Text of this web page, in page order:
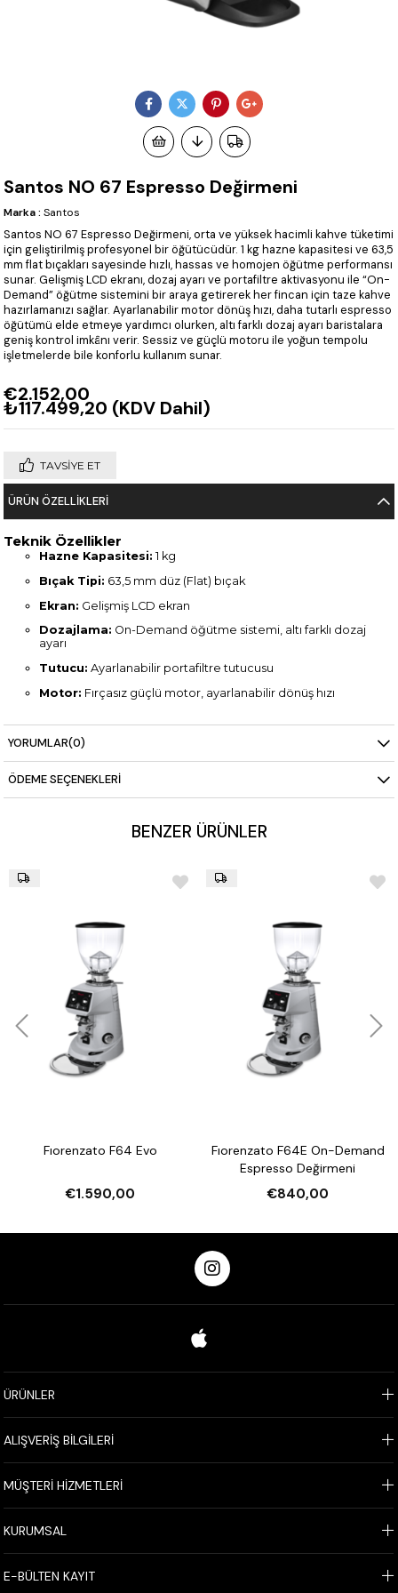
Santos NO 67 Espresso Değirmeni
Marka : Santos
Santos NO 67 Espresso Değirmeni, orta ve yüksek hacimli kahve tüketimi
için geliştirilmiş profesyonel bir öğütücüdür. 1 kg hazne kapasitesi ve 63,5
mm flat bıçakları sayesinde hızlı, hassas ve homojen öğütme performansı
sunar. Gelişmiş LCD ekranı, dozaj ayarı ve portafiltre aktivasyonu ile “On-
Demand” öğütme sistemini bir araya getirerek her fincan için taze kahve
hazırlamanızı sağlar. Ayarlanabilir motor dönüş hızı, daha tutarlı espresso
öğütümü elde etmeye yardımcı olurken, altı farklı dozaj ayarı baristalara
geniş kontrol imkânı verir. Sessiz ve güçlü motoru ile yoğun tempolu
işletmelerde bile konforlu kullanım sunar.
€2.152,00
₺117.499,20 (KDV Dahil)
TAVSIYE ET
ÜRÜN ÖZELLIKLERI
Teknik Özellikler
Hazne Kapasitesi: 1 kg
Bıçak Tipi: 63,5 mm düz (Flat) bıçak
Ekran: Gelişmiş LCD ekran
Dozajlama: On-Demand öğütme sistemi, altı farklı dozaj
ayarı
Tutucu: Ayarlanabilir portafiltre tutucusu
Motor: Fırçasız güçlü motor, ayarlanabilir dönüş hızı
Uyarı Sistemi:
Renk Seçenekleri:Siyah(Renk seçenekleri için lütfen
YORUMLAR(0)
ÖDEME SEÇENEKLERI
BENZER ÜRÜNLER
Fıorenzato F64 Evo
€1.590,00
Fıorenzato F64E On-Demand
Espresso Değirmeni
€840,00
ÜRÜNLER
ALIŞVERİŞ BİLGİLERİ
MÜŞTERİ HİZMETLERİ
KURUMSAL
E-BÜLTEN KAYIT